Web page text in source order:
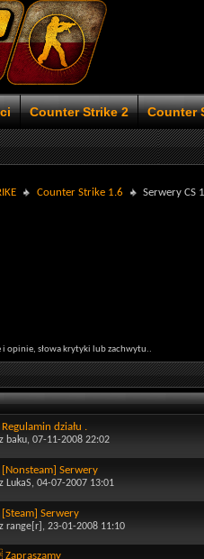
Counter Strike 2 Counter
Counter Strike 1.6 Serwery CS
i opinie, słowa krytyki lub zachwytu..
Regulamin działu .
baku, 07-11-2008 22:02
[Nonsteam] Serwery
LukaS, 04-07-2007 13:01
[Steam] Serwery
range[r] , 23-01-2008 11:10